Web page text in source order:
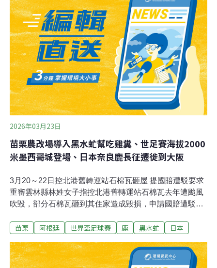
2026年03月23日
苗栗農改場導入黑水虻幫吃雞糞、世足賽海拔2000
米墨西哥城登場、日本奈良鹿長征遷徙到大阪
3月20～22日控北港舊轉運站石棉瓦砸屋 提國賠遭駁要求
重審雲林縣林姓女子指控北港舊轉運站石棉瓦去年遭颱風
吹毀，部分石棉瓦砸到其住家造成毀損，申請國賠遭駁
治揚塵，有失職之責。北港舊轉運站財產歸雲林縣政府，
法審查須具備公共設施管理疏失、非天然災害且相當因果
關係等法定要件，但當事人未有報案紀錄。此外，監
苗栗 阿根廷 世界盃足球賽 鹿 黑水虻 日本